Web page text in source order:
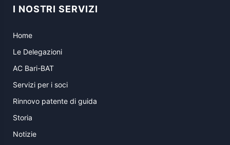
I NOSTRI SERVIZI
Home
Le Delegazioni
AC Bari-BAT
Servizi per i soci
Rinnovo patente di guida
Storia
Notizie